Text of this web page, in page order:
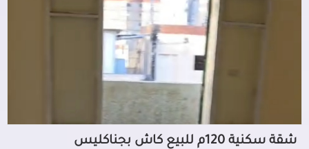
شقة سكنية 120م للبيع كاش بجناكليس